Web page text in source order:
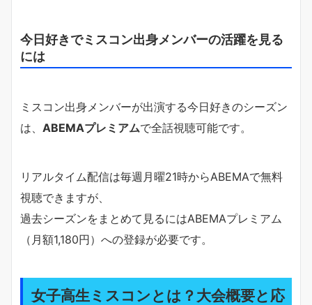
今日好きでミスコン出身メンバーの活躍を見る
には
ミスコン出身メンバーが出演する今日好きのシーズン
は、 ABEMAプレミアムで全話視聴可能です。
リアルタイム配信は毎週月曜21時からABEMAで無料
視聴できますが、
過去シーズンをまとめて見るにはABEMAプレミアム
（月額1,180円）への登録が必要です。
女子高生ミスコンとは？大会概要と応